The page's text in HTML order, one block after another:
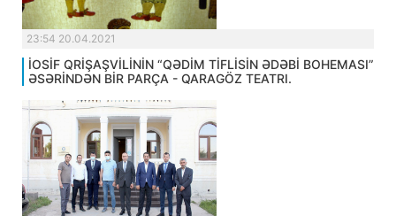
23:54 20.04.2021
İOSİF QRİŞAŞVİLİNİN “QƏDİM TİFLİSİN ƏDƏBİ BOHEMASI”
ƏSƏRİNDƏN BİR PARÇA - QARAGÖZ TEATRI.